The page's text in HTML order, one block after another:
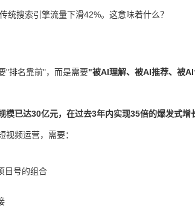
搜索引擎流量下滑42%。这意味着什么？
"排名靠前"，而是需要"被AI理解、被AI推荐、被
模已达30亿元，在过去3年内实现35倍的爆发式增
频运营，需要：
目号的组合